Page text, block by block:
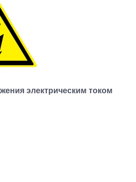
электрическим током